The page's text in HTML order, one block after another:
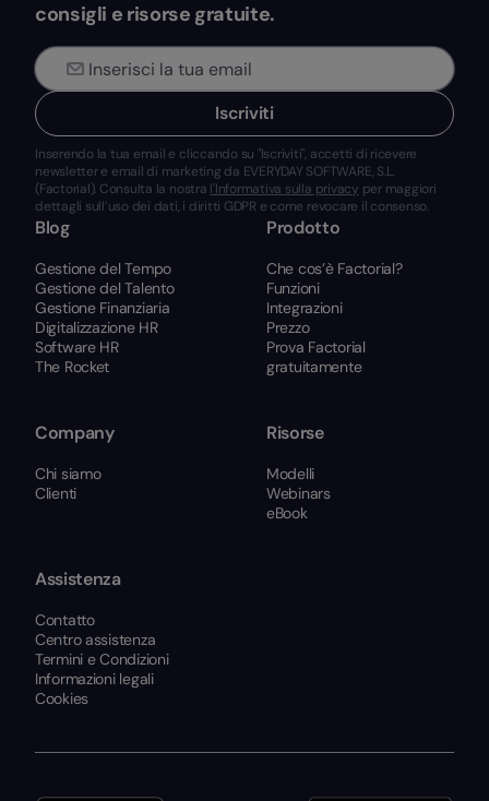
consigli e risorse gratuite.
Iscriviti
Inserendo la tua email e cliccando su "Iscriviti", accetti di ricevere
newsletter e email di marketing da EVERYDAY SOFTWARE, S.L.
(Factorial). Consulta la nostra l'Informativa sulla privacy per maggiori
dettagli sull’uso dei dati, i diritti GDPR e come revocare il consenso.
Blog
Gestione del Tempo
Gestione del Talento
Gestione Finanziaria
Digitalizzazione HR
Software HR
The Rocket
Prodotto
Che cos’è Factorial?
Funzioni
Integrazioni
Prezzo
Prova Factorial
gratuitamente
Company
Chi siamo
Clienti
Risorse
Modelli
Webinars
eBook
Assistenza
Contatto
Centro assistenza
Termini e Condizioni
Informazioni legali
Cookies